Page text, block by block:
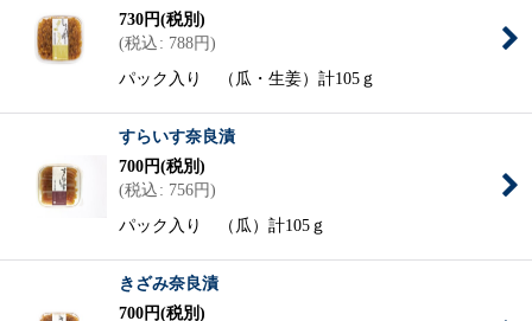
730円(税別)
(税込: 788円)
パック入り （瓜・生姜）計105ｇ
すらいす奈良漬
700円(税別)
(税込: 756円)
パック入り （瓜）計105ｇ
きざみ奈良漬
700円(税別)